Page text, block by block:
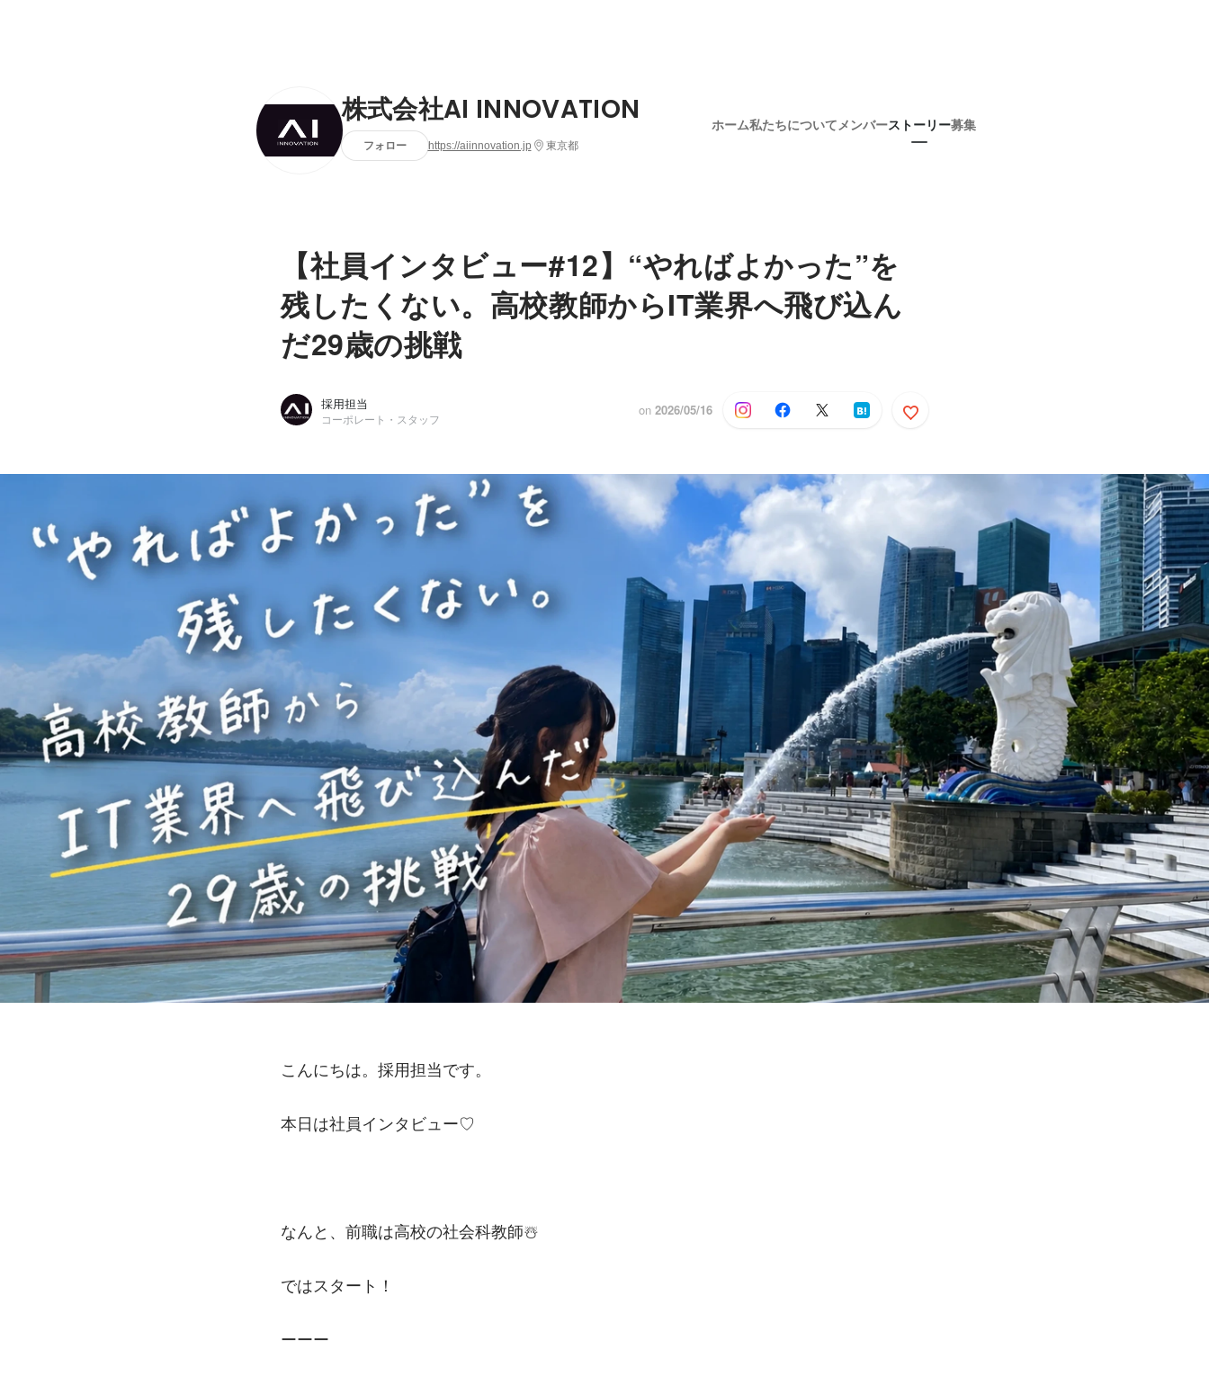
株式会社AI INNOVATION
フォロー https://aiinnovation.jp 東京都
ホーム私たちについて メンバーストーリー募集
【社員インタビュー#12】“やればよかった”を
残したくない。高校教師からIT業界へ飛び込ん
だ29歳の挑戦
採用担当
コーポレート・スタッフ
on 2026/05/16
こんにちは。採用担当です。
本日は社員インタビュー♡
なんと、前職は高校の社会科教師☃️
ではスタート！
ーーー
採用担当
株式会社AI INNOVATION / コーポレート・スタッフ